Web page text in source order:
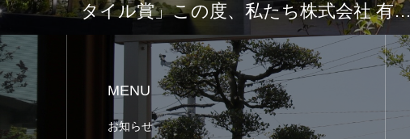
タイル賞」この度、私たち株式会社 有…
MENU
お知らせ